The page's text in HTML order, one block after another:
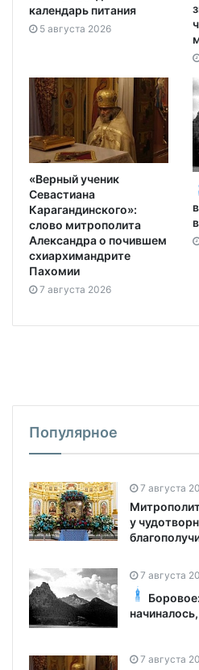
календарь питания
5 августа 2026
«Верный ученик
Севастиана
Карагандинского»:
слово митрополита
Александра о почившем
схиархимандрите
Пахомии
7 августа 2026
Популярное
7 августа
у
7 августа
7 августа